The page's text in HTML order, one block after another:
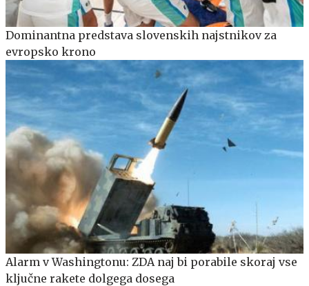
Dominantna predstava slovenskih najstnikov za
evropsko krono
Alarm v Washingtonu: ZDA naj bi porabile skoraj vse
ključne rakete dolgega dosega